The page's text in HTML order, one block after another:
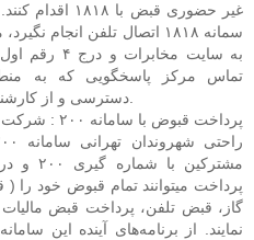
غیر حضوری قبض
سمانه ۱۸۱۸ اتصال تلفن انجام
به سایت
تماس مرکز پاسخگویی که به
دسترسی و از کارشناسان مربوطه پیگیری نمایند.
پرداخت قبوض
مشترکین
پرداخت میتوانند تمام قبوض خود را
گاز، قبض تلفن، پرداخت قبض
نمایند. از برنامه‌های آینده این